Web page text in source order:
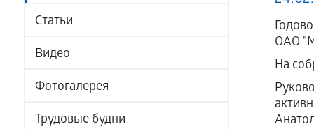
Статьи
Видео
Фотогалерея
Трудовые будни
ОАО
На